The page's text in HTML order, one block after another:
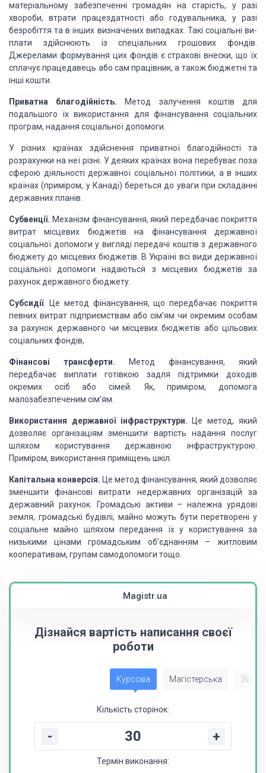
матеріальному забезпеченні громадян на старість, у разі
хвороби, втрати працездатності або годуваль­ника, у разі
безробіття та в інших визначених випадках. Такі соціальні ви­
плати здійснюють із спеціальних грошових фондів.
Джерелами формування цих фондів є страхові внески, що їх
сплачує працедавець або сам працівник, а також бюджетні та
інші кошти.
Приватна благодійність. Метод залучення коштів для
подальшого їх використання для фінансування соціальних
програм, надання соціальної допомоги.
У різних країнах здійснення приватної благодійності та
розрахунки на неї різні. У деяких країнах вона перебуває поза
сферою діяльності держав­ної соціальної політики, а в інших
країнах (приміром, у Канаді) береться до уваги при складанні
державних планів.
Субвенції. Механізм фінансування, який передбачає покриття
витрат місцевих бюджетів на фінансування державної
соціальної допомоги у ви­гляді передачі коштів з державного
бюджету до місцевих бюджетів. В Ук­раїні всі види державної
соціальної допомоги надаються з місцевих бю­джетів за
рахунок державного бюджету.
Субсидії. Це метод фінансування, що передбачає покриття
певних ви­трат підприємствам або сім’ям чи окремим особам
за рахунок державного чи місцевих бюджетів або цільових
соціальних фондів,
Фінансові трансферти.
Метод фінансування, який
передбачає випла­ти готівкою задля підтримки доходів
окремих осіб або сімей. Як, приміром, допомога
малозабезпеченим сім’ям.
Використання державної інфраструктури. Це метод, який
дозволяє організаціям зменшити вартість надання послуг
шляхом користування державною інфраструктурою.
Приміром, використання приміщень шкіл.
Капітальна конверсія. Це метод фінансування, який дозволяє
змен­шити фінансові витрати недержавних організацій за
державний рахунок. Громадські активи – належна урядові
земля, громадські будівлі, майно мо­жуть бути перетворені у
соціальне майно шляхом передання їх у користу­вання за
низькими цінами громадським об’єднанням – житловим
коопера­тивам, групам самодопомоги тощо.
Magistr.ua
Дізнайся вартість написання своєї
роботи
Курсова Магістерська Звіт
Кількість сторінок:
- +
Термін виконання: